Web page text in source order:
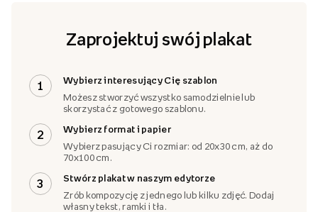
Zaprojektuj swój plakat
1
Wybierz interesujący Cię szablon
Możesz stworzyć wszystko samodzielnie lub
skorzystać z gotowego szablonu.
2
Wybierz format i papier
Wybierz pasujący Ci rozmiar: od 20x30 cm, aż do
70x100 cm.
3
Stwórz plakat w naszym edytorze
Zrób kompozycję z jednego lub kilku zdjęć. Dodaj
własny tekst, ramki i tła.